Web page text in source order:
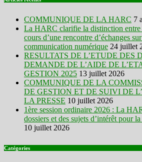
COMMUNIQUE DE LA HARC 7
La HARC clarifie la distinction entre
cours d’une rencontre d’échanges
communication numérique 24 juillet
RESULTATS DE L’ETUDE DES
DEMANDE DE L’AIDE DE
GESTION 2025 13 juillet 2026
COMMUNIQUE DE LA
DE GESTION ET DE SUIVI DE
LA PRESSE 10 juillet 2026
1ère session ordinaire 2026 : La
dossiers et des sujets d’intérêt pour
10 juillet 2026
Catégories